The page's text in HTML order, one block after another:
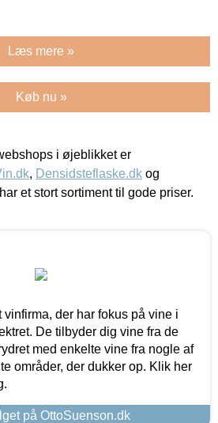
Læs mere »
Køb nu »
i øjeblikket er
, Densidsteflaske.dk og
et stort sortiment til gode priser.
der har fokus på vine i
De tilbyder dig vine fra de
med enkelte vine fra nogle af
områder, der dukker op. Klik her
på OttoSuenson.dk